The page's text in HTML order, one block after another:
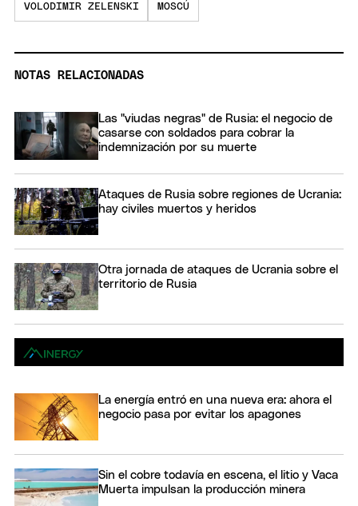
VOLODIMIR ZELENSKI MOSCÚ
NOTAS RELACIONADAS
Las "viudas negras" de Rusia: el negocio de
casarse con soldados para cobrar la
indemnización por su muerte
Ataques de Rusia sobre regiones de Ucrania:
hay civiles muertos y heridos
Otra jornada de ataques de Ucrania sobre el
territorio de Rusia
La energía entró en una nueva era: ahora el
negocio pasa por evitar los apagones
Sin el cobre todavía en escena, el litio y Vaca
Muerta impulsan la producción minera